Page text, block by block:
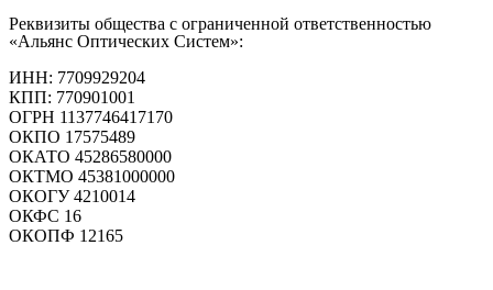
Реквизиты общества с ограниченной ответственностью
«Альянс Оптических Систем»:
ИНН: 7709929204
КПП: 770901001
ОГРН 1137746417170
ОКПО 17575489
ОКАТО 45286580000
ОКТМО 45381000000
ОКОГУ 4210014
ОКФС 16
ОКОПФ 12165